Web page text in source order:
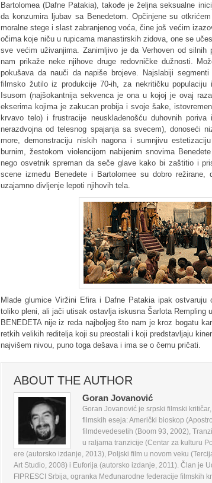
Bartolomea (Dafne Patakia), takođe je željna seksualne
da konzumira ljubav sa Benedetom. Opčinjene su
moralne stege i slast zabranjenog voća, čine još većim
očima koje niču u rupicama manastirskih zidova, one se
sve većim uživanjima. Zanimljivo je da Verhoven od
nam prikaže neke njihove druge redovničke dužnosti.
pokušava da nauči da napiše brojeve. Najslabiji
filmsko žutilo iz produkcije 70-ih, za nekritičku
Isusom (najšokantnija sekvenca je ona u kojoj je ovaj
ekserima kojima je zakucan probija i svoje šake,
krvavo telo) i frustracije neusklađenošću duhovnih
nerazdvojna od telesnog spajanja sa svecem), donoseći
more, demonstraciju niskih nagona i sumnjivu
burnim, žestokom violencijom nabijenim snovima
nego osvetnik spreman da seče glave kako bi zaštitio i
scene između Benedete i Bartolomee su dobro
uzajamno divljenje lepoti njihovih tela.
Mlade glumice Viržini Efira i Dafne Patakia ipak
toliko pleni, ali jači utisak ostavlja iskusna Šarlota Rempling
BENEDETA nije iz reda najboljeg što nam je kroz bogatu
retkih velikih reditelja koji su preostali i koji predstavljaju
najvišem nivou, puno toga dešava i ima se o čemu pričati.
ABOUT THE AUTHOR
Goran Jovanović
Goran Jovanović je srpski filmski
filmskih eseja: Američki bioskop
filmdevedesetih (Boom 93, 2002),
u raljama tranzicije (Centar za kulturu
ere (autorsko izdanje, 2013), Poljski film u novom veku
Art Studio, 2008) i Euforija (autorsko izdanje, 2011). Član je
FIPRESCI Srbija, ogranka Međunarodne federacije filmskih